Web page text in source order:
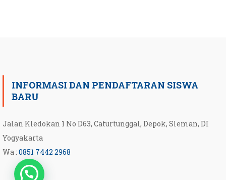
INFORMASI DAN PENDAFTARAN SISWA
BARU
Jalan Kledokan 1 No D63, Caturtunggal, Depok, Sleman, DI
Yogyakarta
Wa : 0851 7442 2968